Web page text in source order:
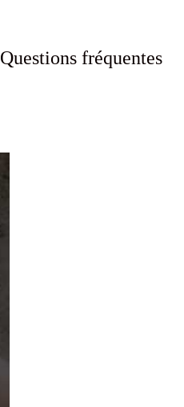
Questions fréquentes